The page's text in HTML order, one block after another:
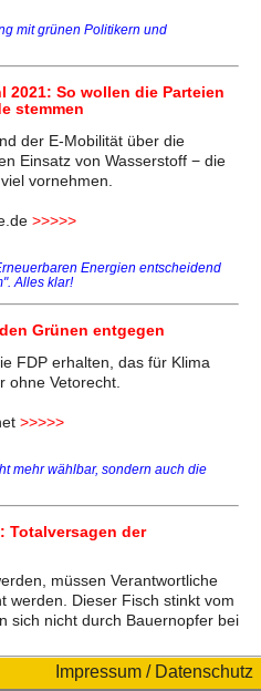
Impressum / Datenschutz
mit grünen Politikern und
2021: So wollen die Parteien
stemmen
der E-Mobilität über die
Einsatz von Wasserstoff − die
vornehmen.
>>>>>
Energien entscheidend
Alles klar!
Grünen entgegen
FDP erhalten, das für Klima
Vetorecht.
>>>>>
mehr wählbar, sondern auch die
Totalversagen der
müssen Verantwortliche
werden. Dieser Fisch stinkt vom
sich nicht durch Bauernopfer bei
>>>>>